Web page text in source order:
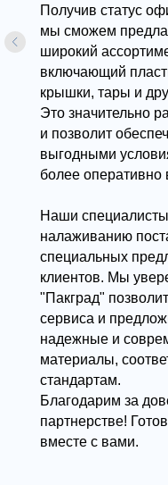
Теперь мы
но и
нашем
запайщики
России, так
гарантирует
продлевает
вкусовые и
Кроме того,
отличаются
линии —
крупный